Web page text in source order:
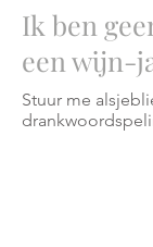
Ik ben
een wijn-
Stuur me